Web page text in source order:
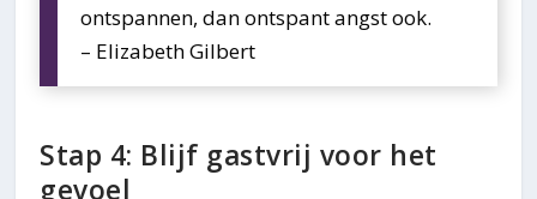
ontspannen, dan ontspant angst ook.
– Elizabeth Gilbert
Stap 4: Blijf gastvrij voor het
gevoel